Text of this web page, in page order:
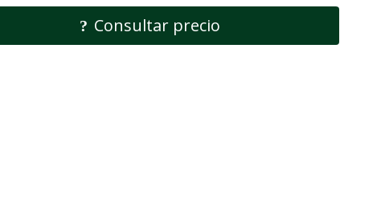
Consultar precio